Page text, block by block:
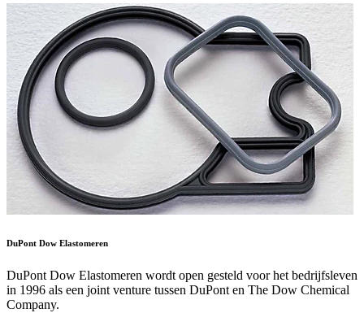
DuPont Dow Elastomeren
DuPont Dow Elastomeren wordt open gesteld voor het bedrijfsleven
in 1996 als een joint venture tussen DuPont en The Dow Chemical
Company.